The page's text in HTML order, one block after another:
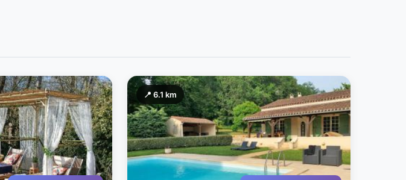
📍 6.1 km